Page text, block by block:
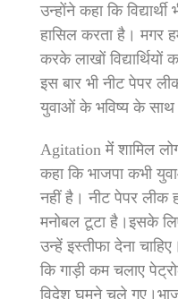
उन्होंने कहा कि
हासिल करता है। मगर
करके लाखों
इस बार भी नीट पेपर
युवाओं के भविष्य के साथ
Agitation मेंं शामिल
कहा कि भाजपा कभी
नहीं है। नीट पेपर लीक
मनोबल टूटा है।इसके
उन्हें इस्तीफा देना
कि गाड़ी कम चलाए
विदेश घूमने चले